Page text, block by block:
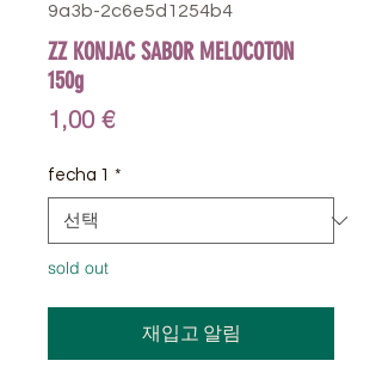
9a3b-2c6e5d1254b4
ZZ KONJAC SABOR MELOCOTON
150g
1,00 €가
fecha 1 *
sold out
재입고 알림